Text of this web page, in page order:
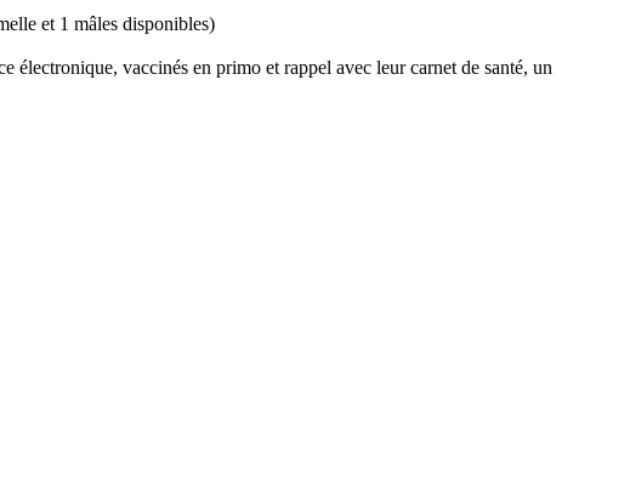
et 1 mâles disponibles)
vaccinés en primo et rappel avec leur carnet de santé, un